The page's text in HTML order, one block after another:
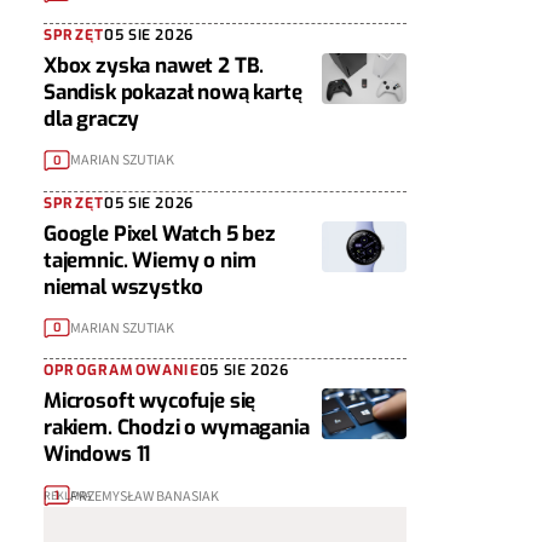
SPRZĘT05 SIE 2026
Xbox zyska nawet 2 TB.
Sandisk pokazał nową kartę
dla graczy
0 MARIAN SZUTIAK
SPRZĘT05 SIE 2026
Google Pixel Watch 5 bez
tajemnic. Wiemy o nim
niemal wszystko
0 MARIAN SZUTIAK
OPROGRAMOWANIE05 SIE 2026
Microsoft wycofuje się
rakiem. Chodzi o wymagania
Windows 11
1 PRZEMYSŁAW BANASIAK